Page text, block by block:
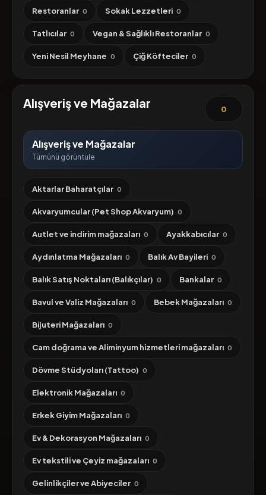
Restoranlar 0 Sokak Lezzetleri 0
Tatlıcılar 0 Vegan & Sağlıklı Restoranlar 0
Yeni Nesil Meyhane 0 Çiğ Köfteciler 0
Alışveriş ve Mağazalar 0
Alışveriş ve Mağazalar
Tümünü görüntüle
Aktarlar Baharatçılar 0
Akvaryumcular (Pet Shop Akvaryum) 0
Autlet ve indirim mağazaları 0 Ayakkabıcılar 0
Aydınlatma Mağazaları 0 Balık Av Bayileri 0
Balık Satış Noktaları (Balıkçılar) 0 Bankalar 0
Bavul ve Valiz Mağazaları 0 Bebek Mağazaları 0
Bijuteri Mağazaları 0
Cam doğrama ve Aliminyum hizmetleri mağazaları 0
Dövme Stüdyoları (Tattoo) 0
Elektronik Mağazaları 0
Erkek Giyim Mağazaları 0
Ev & Dekorasyon Mağazaları 0
Ev tekstili ve Çeyiz mağazaları 0
Gelinlikçiler ve Abiyeciler 0